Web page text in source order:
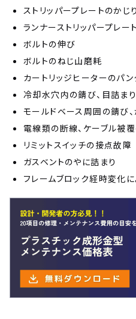
ストリッパープレートのかじり
ランナーストリッパープレー
ボルトの伸び
ボルトのねじ山磨耗
カートリッジヒーターのパン
冷却水穴内の錆び、目詰まり
モールドベース周囲の錆び
電線類の断線、ケーブル被
リミットスイッチの接点故障
ガスベントのやに詰まり
フレームブロック経時変化